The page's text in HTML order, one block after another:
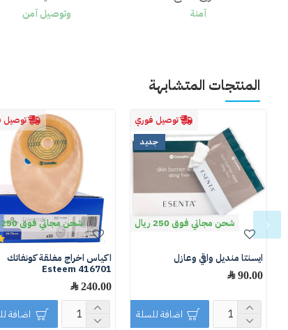
آمنة وتوصيل آمن
المنتجات المتشابهة
جديد
توصيل فوري
شحن مجاني فوق 250 ريال
ايسنتا منديل واقي وعازل
90.00 ﷼
اضافة للسلة
توصيل
شحن مجاني فوق 250 ريال
اكياس اخراج مغلقة كونفاتك
Esteem 416701
240.00 ﷼
اضافة